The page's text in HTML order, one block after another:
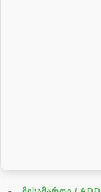
გადაცემათა
ძრავის ზეთი